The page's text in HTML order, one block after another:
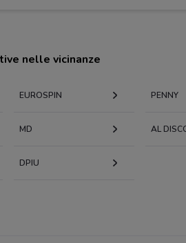
nelle vicinanze
EUROSPIN PENNY
MD AL
DPIU